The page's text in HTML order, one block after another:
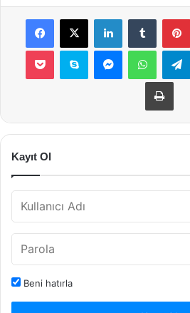
Facebook
X LinkedInTumblr
Pocket Skype Messenger
Kayıt Ol
Beni hatırla